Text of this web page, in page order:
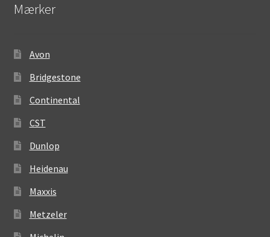
Mærker
Avon
Bridgestone
Continental
CST
Dunlop
Heidenau
Maxxis
Metzeler